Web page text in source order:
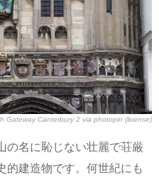
Gateway Canterbury 2 via photopin (license)
の名に恥じない壮麗で荘厳
的建造物です。何世紀にも